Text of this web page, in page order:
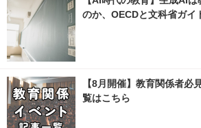
のか、OECDと文科省ガイ
【8月開催】教育関係者必
覧はこちら